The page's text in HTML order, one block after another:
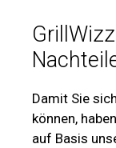
Damit Sie
können,
auf Basis